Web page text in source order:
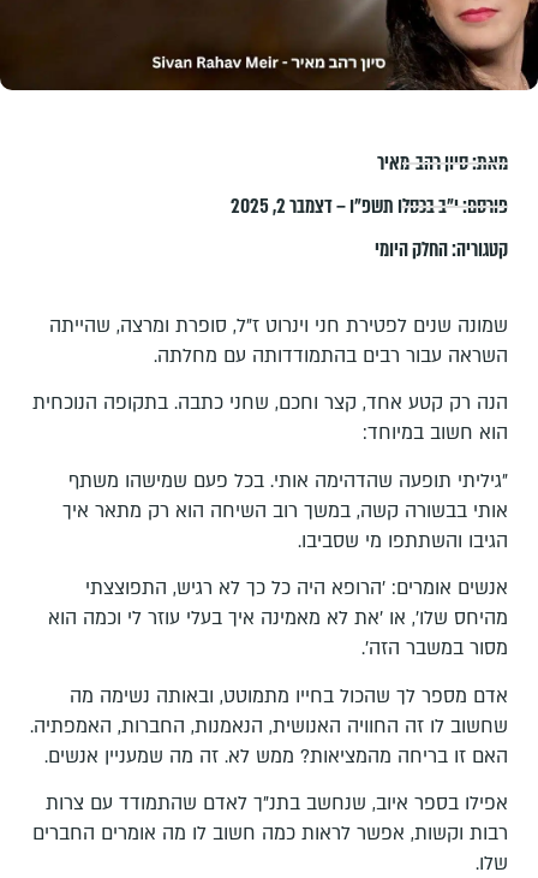
מאת:סיון רהב-מאיר
פורסם:י״ב בכסלו תשפ״ו – דצמבר 2, 2025
קטגוריה:החלק היומי
שמונה שנים לפטירת חני וינרוט ז"ל, סופרת ומרצה, שהייתה
השראה עבור רבים בהתמודדותה עם מחלתה.
הנה רק קטע אחד, קצר וחכם, שחני כתבה. בתקופה הנוכחית
הוא חשוב במיוחד:
"גיליתי תופעה שהדהימה אותי. בכל פעם שמישהו משתף
אותי בבשורה קשה, במשך רוב השיחה הוא רק מתאר איך
הגיבו והשתתפו מי שסביבו.
אנשים אומרים: 'הרופא היה כל כך לא רגיש, התפוצצתי
מהיחס שלו', או 'את לא מאמינה איך בעלי עוזר לי וכמה הוא
מסור במשבר הזה'.
אדם מספר לך שהכול בחייו מתמוטט, ובאותה נשימה מה
שחשוב לו זה החוויה האנושית, הנאמנות, החברות, האמפתיה.
האם זו בריחה מהמציאות? ממש לא. זה מה שמעניין אנשים.
אפילו בספר איוב, שנחשב בתנ"ך לאדם שהתמודד עם צרות
רבות וקשות, אפשר לראות כמה חשוב לו מה אומרים החברים
שלו.